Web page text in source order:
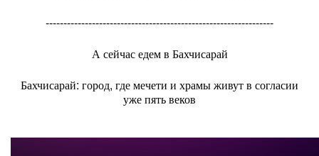
----------------------------------------------------------------
А сейчас едем в Бахчисарай
Бахчисарай: город, где мечети и храмы живут в согласии
уже пять веков